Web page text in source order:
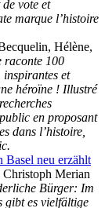
vote et
marque l’histoire
Hélène,
raconte 100
inspirantes et
héroïne ! Illustré
en proposant
dans l’histoire,
Basel neu erzählt
Christoph Merian
Bürger: Im
gibt es vielfältige